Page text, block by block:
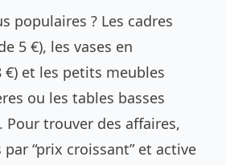
populaires ? Les cadres
5 €), les vases en
€) et les petits meubles
ou les tables basses
Pour trouver des affaires,
“prix croissant” et active